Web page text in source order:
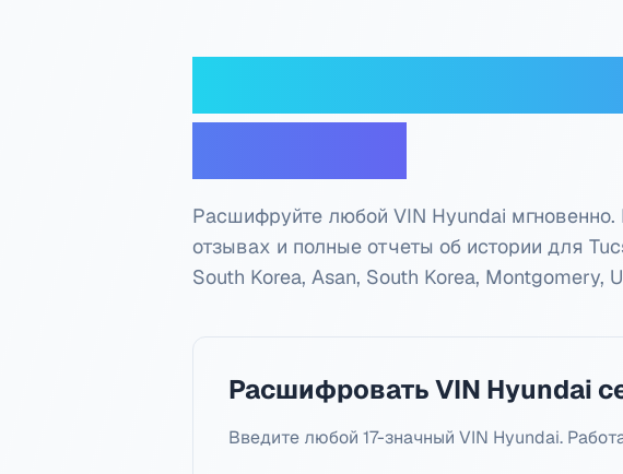
Расшифруйте любой VIN Hyundai
отзывах и полные отчеты об истории для
South Korea, Asan, South Korea, Montgomery,
Расшифровать VIN Hyundai
Введите любой 17-значный VIN Hyundai.